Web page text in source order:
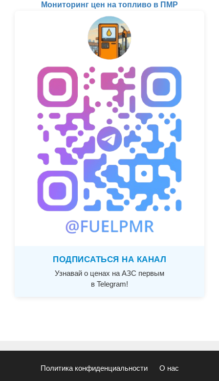
Мониторинг цен на топливо в ПМР
ПОДПИСАТЬСЯ НА КАНАЛ
Узнавай о ценах на АЗС первым
в Telegram!
Политика конфиденциальности О нас